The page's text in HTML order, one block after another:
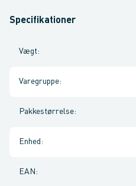
Specifikationer
Vægt:
Varegruppe:
Pakkestørrelse:
Enhed :
EAN :